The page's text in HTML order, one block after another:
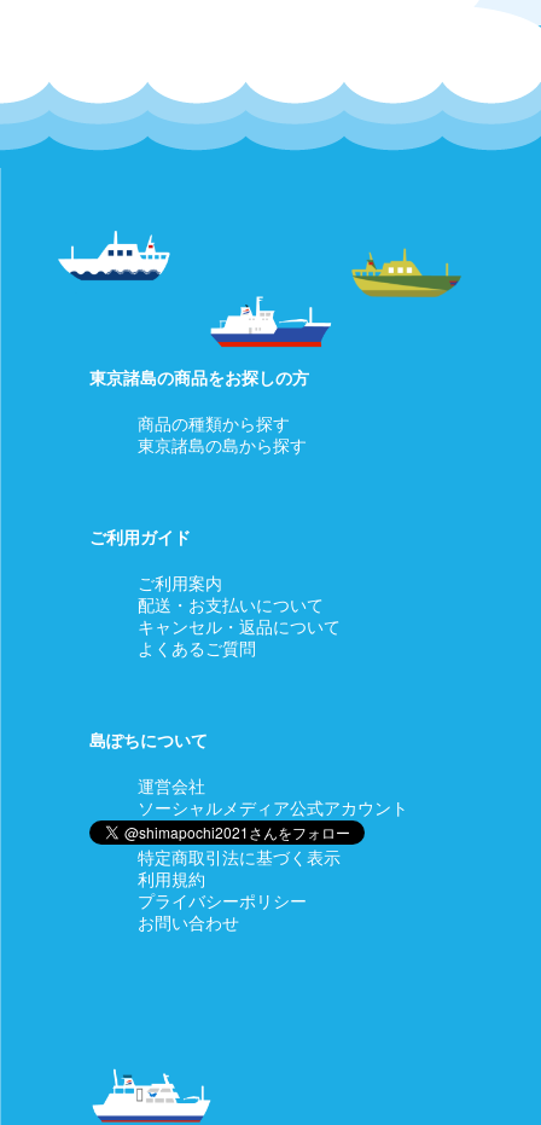
東京諸島の商品をお探しの方
商品の種類から探す
東京諸島の島から探す
ご利用ガイド
ご利用案内
配送・お支払いについて
キャンセル・返品について
よくあるご質問
島ぽちについて
運営会社
ソーシャルメディア公式アカウント
特定商取引法に基づく表示
利用規約
プライバシーポリシー
お問い合わせ